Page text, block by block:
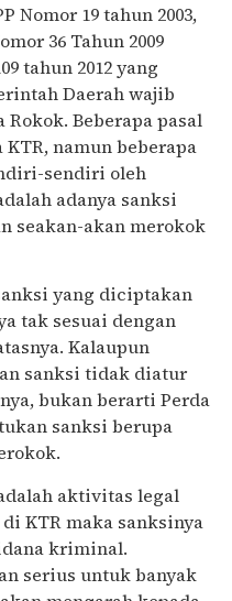
Nomor 19 tahun 2003,
36 Tahun 2009
tahun 2012 yang
Daerah wajib
Rokok. Beberapa pasal
namun beberapa
sendiri oleh
adanya sanksi
seakan-akan merokok
yang diciptakan
tak sesuai dengan
Kalaupun
sanksi tidak diatur
bukan berarti Perda
sanksi berupa
aktivitas legal
KTR maka sanksinya
kriminal.
serius untuk banyak